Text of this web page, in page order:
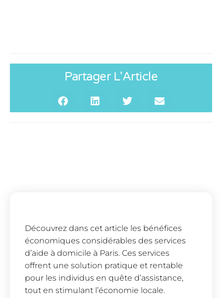
Partager L'Article
Découvrez dans cet article les bénéfices
économiques considérables des services
d’aide à domicile à Paris. Ces services
offrent une solution pratique et rentable
pour les individus en quête d’assistance,
tout en stimulant l’économie locale.